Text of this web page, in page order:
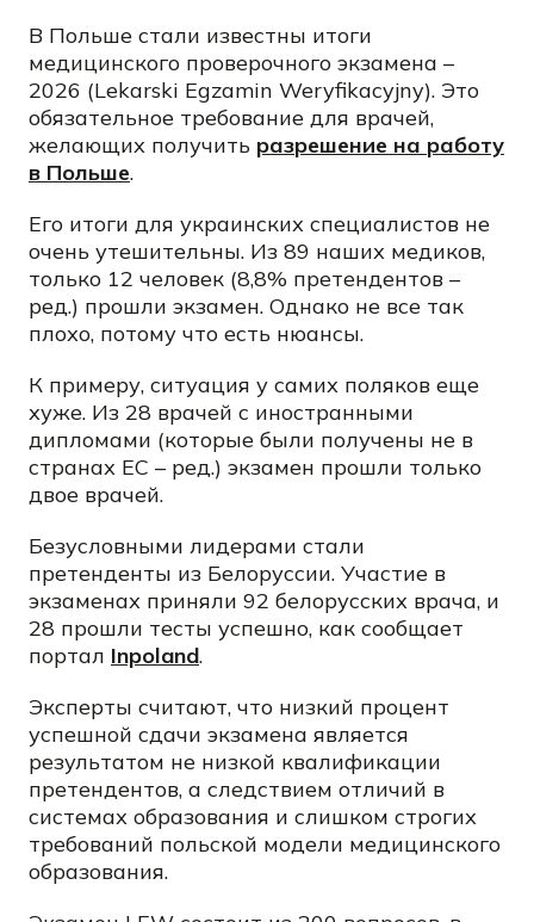
В Польше стали известны итоги
медицинского проверочного экзамена –
2026 (Lekarski Egzamin Weryfikacyjny). Это
обязательное требование для врачей,
желающих получить разрешение на работу
в Польше.
Его итоги для украинских специалистов не
очень утешительны. Из 89 наших медиков,
только 12 человек (8,8% претендентов –
ред.) прошли экзамен. Однако не все так
плохо, потому что есть нюансы.
К примеру, ситуация у самих поляков еще
хуже. Из 28 врачей с иностранными
дипломами (которые были получены не в
странах ЕС – ред.) экзамен прошли только
двое врачей.
Безусловными лидерами стали
претенденты из Белоруссии. Участие в
экзаменах приняли 92 белорусских врача, и
28 прошли тесты успешно, как сообщает
портал Inpoland.
Эксперты считают, что низкий процент
успешной сдачи экзамена является
результатом не низкой квалификации
претендентов, а следствием отличий в
системах образования и слишком строгих
требований польской модели медицинского
образования.